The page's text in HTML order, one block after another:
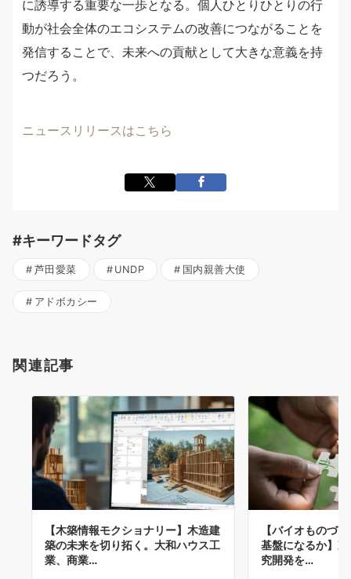
に誘導する重要な一歩となる。個人ひとりひとりの行
動が社会全体のエコシステムの改善につながることを
発信することで、未来への貢献として大きな意義を持
つだろう。
ニュースリリースはこちら
#キーワードタグ
芦田愛菜 UNDP 国内親善大使
アドボカシー
関連記事
【木築情報モクショナリー】木造建
築の未来を切り拓く。大和ハウス工
業、商業…
【バイオものづ
基盤になるか】
究開発を…